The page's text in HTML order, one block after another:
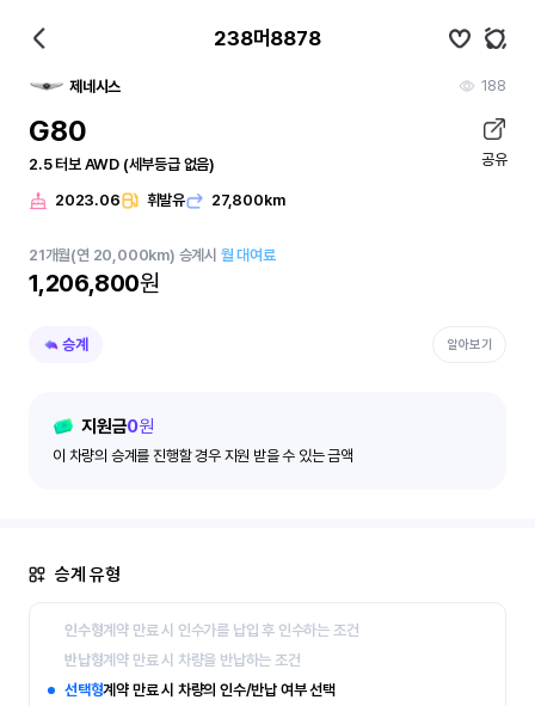
238머8878
제네시스 188
G80
2.5 터보 AWD (세부등급 없음) 공유
2023.06 휘발유 27,800km
21개월(연 20,000km) 승계시 월 대여료
1,206,800원
승계 알아보기
지원금0원
이 차량의 승계를 진행할 경우 지원 받을 수 있는 금액
승계 유형
인수형계약 만료 시 인수가를 납입 후 인수하는 조건
반납형계약 만료 시 차량을 반납하는 조건
선택형계약 만료 시 차량의 인수/반납 여부 선택